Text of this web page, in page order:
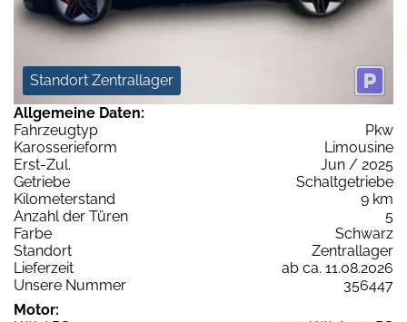
Standort Zentrallager
Allgemeine Daten:
Fahrzeugtyp
Pkw
Karosserieform
Limousine
Erst-Zul.
Jun / 2025
Getriebe
Schaltgetriebe
Kilometerstand
9 km
Anzahl der Türen
5
Farbe
Schwarz
Standort
Zentrallager
Lieferzeit
ab ca. 11.08.2026
Unsere Nummer
356447
Motor: